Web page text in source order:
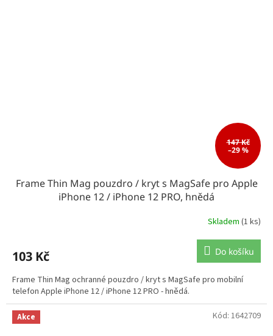
147 Kč
–29 %
Frame Thin Mag pouzdro / kryt s MagSafe pro Apple
iPhone 12 / iPhone 12 PRO, hnědá
Skladem (1 ks)
103 Kč Do košíku
Frame Thin Mag ochranné pouzdro / kryt s MagSafe pro mobilní
telefon Apple iPhone 12 / iPhone 12 PRO - hnědá.
Akce Kód: 1642709